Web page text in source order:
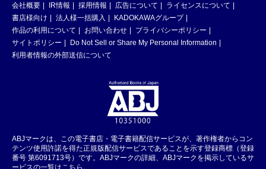
会社概要 IR情報 採用情報 広告について
ライセンスについて
書店様向け
法人様一括購入
KADOKAWAグループ
作品の利用について
お問い合わせ
プライバシーポリシー
サイトポリシー
Do Not Sell or Share My Personal Information
利用者情報の外部送信について
ABJマークは、この電子書店・電子書籍配信サービスが、著作権者からコン
テンツ使用許諾を得た正規版配信サービスであることを示す登録商標（登録
番号 第6091713号）です。ABJマークの詳細、ABJマークを掲示しているサ
ービスの一覧はこちら。